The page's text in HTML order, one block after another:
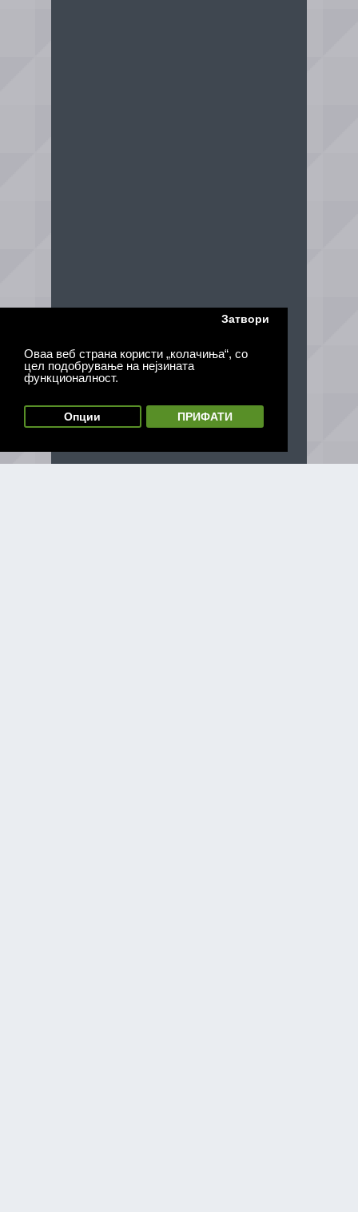
Оваа веб страна користи „колачиња“, со
цел подобрување на нејзината
функционалност.
Затвори
Опции ПРИФАТИ